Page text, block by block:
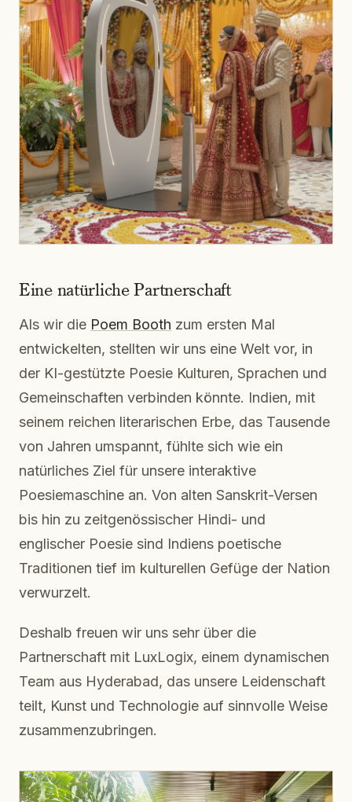
Eine natürliche Partnerschaft
Als wir die Poem Booth zum ersten Mal
entwickelten, stellten wir uns eine Welt vor, in
der KI-gestützte Poesie Kulturen, Sprachen und
Gemeinschaften verbinden könnte. Indien, mit
seinem reichen literarischen Erbe, das Tausende
von Jahren umspannt, fühlte sich wie ein
natürliches Ziel für unsere interaktive
Poesiemaschine an. Von alten Sanskrit-Versen
bis hin zu zeitgenössischer Hindi- und
englischer Poesie sind Indiens poetische
Traditionen tief im kulturellen Gefüge der Nation
verwurzelt.
Deshalb freuen wir uns sehr über die
Partnerschaft mit LuxLogix, einem dynamischen
Team aus Hyderabad, das unsere Leidenschaft
teilt, Kunst und Technologie auf sinnvolle Weise
zusammenzubringen.